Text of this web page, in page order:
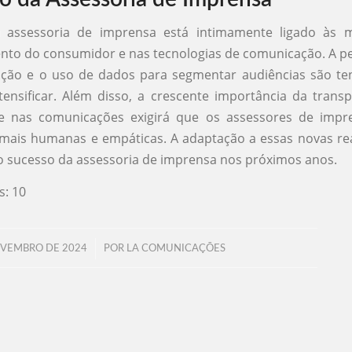
de imprensa está intimamente ligado às
do consumidor e nas tecnologias de comunicação. A
e o uso de dados para segmentar audiências são
Além disso, a crescente importância da
nas comunicações exigirá que os assessores de
humanas e empáticas. A adaptação a essas novas
sucesso da assessoria de imprensa nos próximos anos.
10
DE 2024
/ POR LA COMUNICAÇÕES